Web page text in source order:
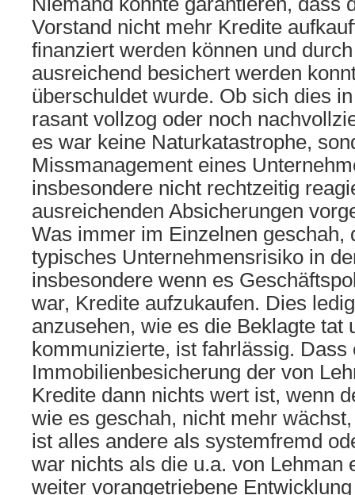
Vorstand nicht mehr Kredite
finanziert werden können und
ausreichend besichert werden
überschuldet wurde. Ob sich dies
rasant vollzog oder noch
es war keine Naturkatastrophe,
Missmanagement eines
insbesondere nicht rechtzeitig
ausreichenden Absicherungen
Was immer im Einzelnen geschah,
typisches Unternehmensrisiko in
insbesondere wenn es
war, Kredite aufzukaufen. Dies
anzusehen, wie es die Beklagte tat
kommunizierte, ist fahrlässig. Dass
Immobilienbesicherung der von
Kredite dann nichts wert ist, wenn
wie es geschah, nicht mehr
ist alles andere als systemfremd
war nichts als die u.a. von Lehman
weiter vorangetriebene